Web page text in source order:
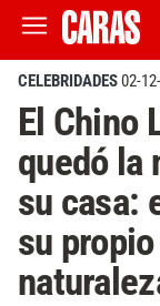
CELEBRIDADES02-
El Chino
quedó la
su casa:
su